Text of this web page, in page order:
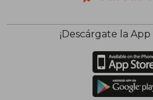
¡Descárgate la App